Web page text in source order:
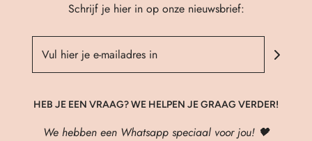
Schrijf je hier in op onze nieuwsbrief:
HEB JE EEN VRAAG? WE HELPEN JE GRAAG VERDER!
We hebben een Whatsapp speciaal voor jou! 🖤